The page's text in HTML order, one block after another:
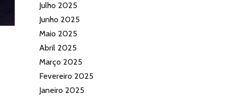
Julho 2025
Junho 2025
Maio 2025
Abril 2025
Março 2025
Fevereiro 2025
Janeiro 2025